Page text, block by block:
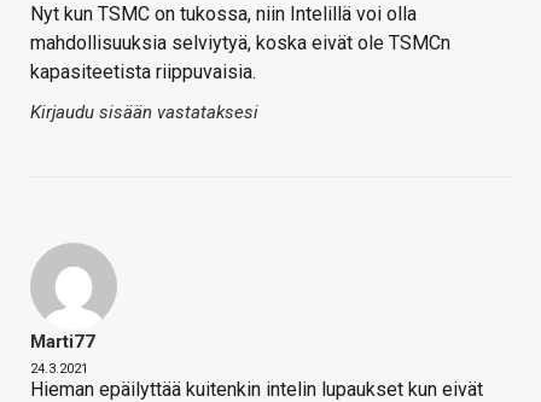
Nyt kun TSMC on tukossa, niin Intelillä voi olla
mahdollisuuksia selviytyä, koska eivät ole TSMCn
kapasiteetista riippuvaisia.
Kirjaudu sisään vastataksesi
Marti77
24.3.2021
Hieman epäilyttää kuitenkin intelin lupaukset kun eivät